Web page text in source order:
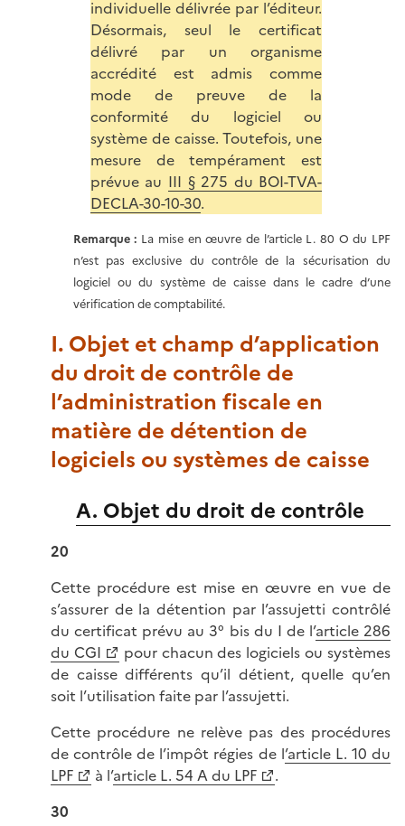
individuelle délivrée par l’éditeur.
Désormais, seul le certificat
délivré par un organisme
accrédité est admis comme
mode de preuve de la
conformité du logiciel ou
système de caisse. Toutefois, une
mesure de tempérament est
prévue au III § 275 du BOI-TVA-
DECLA-30-10-30.
Remarque : La mise en œuvre de l’article L. 80 O du LPF
n’est pas exclusive du contrôle de la sécurisation du
logiciel ou du système de caisse dans le cadre d’une
vérification de comptabilité.
I. Objet et champ d’application
du droit de contrôle de
l’administration fiscale en
matière de détention de
logiciels ou systèmes de caisse
A. Objet du droit de contrôle
20
Cette procédure est mise en œuvre en vue de
s’assurer de la détention par l’assujetti contrôlé
du certificat prévu au 3° bis du I de l’article 286
du CGI
pour chacun des logiciels ou systèmes
de caisse différents qu’il détient, quelle qu’en
soit l’utilisation faite par l’assujetti.
Cette procédure ne relève pas des procédures
de contrôle de l’impôt régies de l’article L. 10 du
LPF
à l’article L. 54 A du LPF
.
30